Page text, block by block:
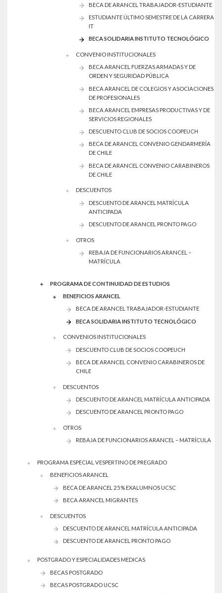
BECA DE ARANCEL TRABAJADOR-ESTUDIANTE
ESTUDIANTE ÚLTIMO SEMESTRE DE LA CARRERA
IT
BECA SOLIDARIA INSTITUTO TECNOLÓGICO
CONVENIO INSTITUCIONALES
BECA ARANCEL FUERZAS ARMADAS Y DE
ORDEN Y SEGURIDAD PÚBLICA
BECA ARANCEL DE COLEGIOS Y ASOCIACIONES
DE PROFESIONALES
BECA ARANCEL EMPRESAS PRODUCTIVAS Y DE
SERVICIOS REGIONALES
DESCUENTO CLUB DE SOCIOS COOPEUCH
BECA DE ARANCEL CONVENIO GENDARMERÍA
DE CHILE
BECA DE ARANCEL CONVENIO CARABINEROS
DE CHILE
DESCUENTOS
DESCUENTO DE ARANCEL MATRÍCULA
ANTICIPADA
DESCUENTO DE ARANCEL PRONTO PAGO
OTROS
REBAJA DE FUNCIONARIOS ARANCEL –
MATRÍCULA
PROGRAMA DE CONTINUIDAD DE ESTUDIOS
BENEFICIOS ARANCEL
BECA DE ARANCEL TRABAJADOR-ESTUDIANTE
BECA SOLIDARIA INSTITUTO TECNOLÓGICO
CONVENIOS INSTITUCIONALES
DESCUENTO CLUB DE SOCIOS COOPEUCH
BECA DE ARANCEL CONVENIO CARABINEROS DE
CHILE
DESCUENTOS
DESCUENTO DE ARANCEL MATRÍCULA ANTICIPADA
DESCUENTO DE ARANCEL PRONTO PAGO
OTROS
REBAJA DE FUNCIONARIOS ARANCEL – MATRÍCULA
PROGRAMA ESPECIAL VESPERTINO DE PREGRADO
BENEFICIOS ARANCEL
BECA DE ARANCEL 25% EXALUMNOS UCSC
BECA ARANCEL MIGRANTES
DESCUENTOS
DESCUENTO DE ARANCEL MATRÍCULA ANTICIPADA
DESCUENTO DE ARANCEL PRONTO PAGO
POSTGRADO Y ESPECIALIDADES MEDICAS
BECAS POSTGRADO
BECAS POSTGRADO UCSC